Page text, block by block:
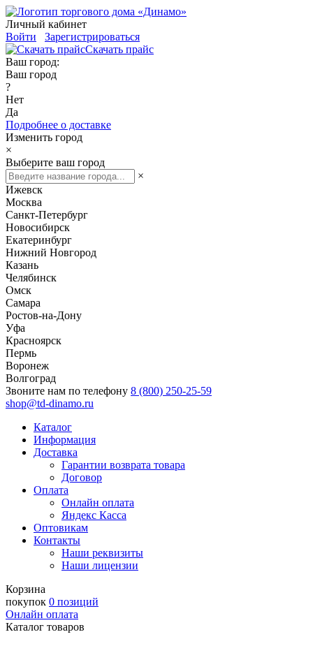
Личный кабинет
Войти
Зарегистрироваться
Скачать прайс
Ваш город:
Ваш город
?
Нет
Да
Подробнее о доставке
Изменить город
×
Выберите ваш город
×
Ижевск
Москва
Санкт-Петербург
Новосибирск
Екатеринбург
Нижний Новгород
Казань
Челябинск
Омск
Самара
Ростов-на-Дону
Уфа
Красноярск
Пермь
Воронеж
Волгоград
Звоните нам по телефону 8 (800) 250-25-59
shop@td-dinamo.ru
Каталог
Информация
Доставка
Гарантии возврата товара
Договор
Оплата
Онлайн оплата
Яндекс Касса
Оптовикам
Контакты
Наши реквизиты
Наши лицензии
Корзина
покупок 0 позиций
Онлайн оплата
Каталог товаров